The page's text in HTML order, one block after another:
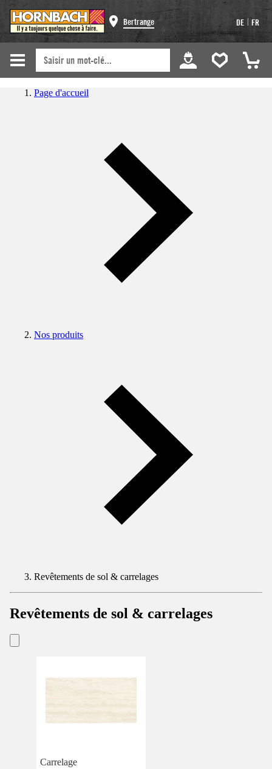
Bertrange DE | FR
Page d'accueil
Nos produits
Revêtements de sol & carrelages
Revêtements de sol & carrelages
Carrelage